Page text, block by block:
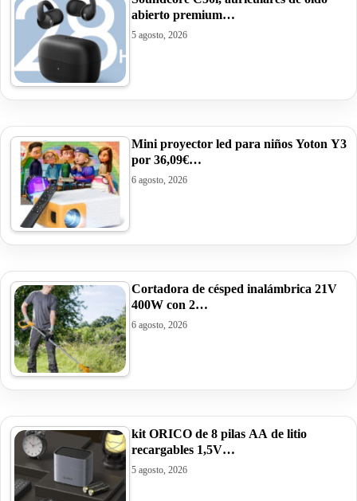
abierto premium…
5 agosto, 2026
Mini proyector led para niños Yoton Y3
por 36,09€…
6 agosto, 2026
Cortadora de césped inalámbrica 21V
400W con 2…
6 agosto, 2026
kit ORICO de 8 pilas AA de litio
recargables 1,5V…
5 agosto, 2026